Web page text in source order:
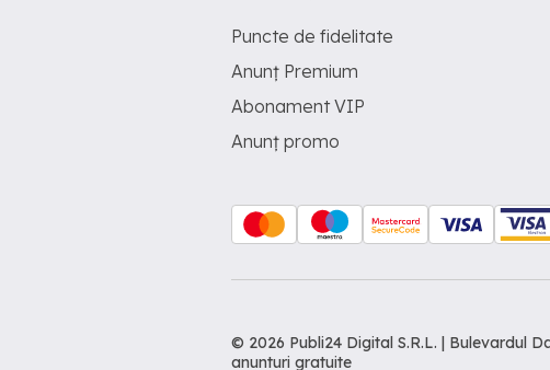
Puncte de fidelitate
Anunț Premium
Abonament VIP
Anunț promo
© 2026 Publi24 Digital S.R.L. | Bulevardul
anunturi gratuite